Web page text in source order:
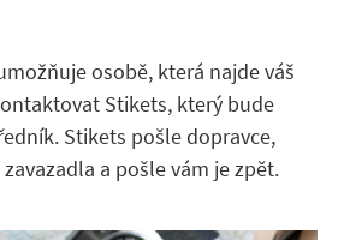
osobě, která najde váš
Stikets, který bude
Stikets pošle dopravce,
a pošle vám je zpět.